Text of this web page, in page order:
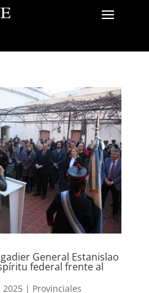
General Estanislao
federal frente al
2025| Provinciales